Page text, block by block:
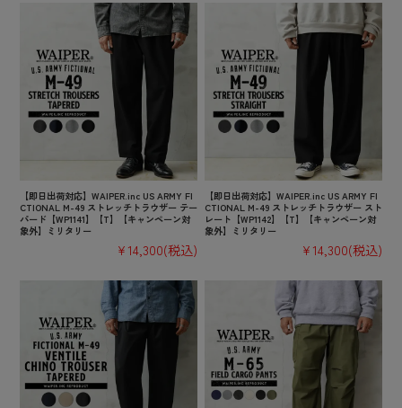
【即日出荷対応】WAIPER.inc US ARMY FI
CTIONAL M-49 ストレッチトラウザー テー
パード【WP1141】【T】【キャンペーン対
象外】ミリタリー
¥14,300(税込)
【即日出荷対応】WAIPER.inc US ARMY FI
CTIONAL M-49 ストレッチトラウザー スト
レート【WP1142】【T】【キャンペーン対
象外】ミリタリー
¥14,300(税込)